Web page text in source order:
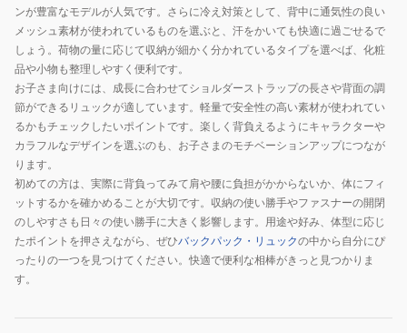
ンが豊富なモデルが人気です。さらに冷え対策として、背中に通気性の良い
メッシュ素材が使われているものを選ぶと、汗をかいても快適に過ごせるで
しょう。荷物の量に応じて収納が細かく分かれているタイプを選べば、化粧
品や小物も整理しやすく便利です。
お子さま向けには、成長に合わせてショルダーストラップの長さや背面の調
節ができるリュックが適しています。軽量で安全性の高い素材が使われてい
るかもチェックしたいポイントです。楽しく背負えるようにキャラクターや
カラフルなデザインを選ぶのも、お子さまのモチベーションアップにつなが
ります。
初めての方は、実際に背負ってみて肩や腰に負担がかからないか、体にフィ
ットするかを確かめることが大切です。収納の使い勝手やファスナーの開閉
のしやすさも日々の使い勝手に大きく影響します。用途や好み、体型に応じ
たポイントを押さえながら、ぜひバックパック・リュックの中から自分にぴ
ったりの一つを見つけてください。快適で便利な相棒がきっと見つかりま
す。